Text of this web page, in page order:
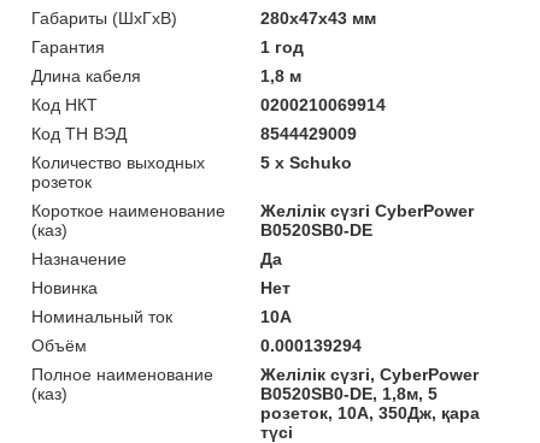
Габариты (ШхГхВ)
280х47х43 мм
Гарантия
1 год
Длина кабеля
1,8 м
Код НКТ
0200210069914
Код ТН ВЭД
8544429009
Количество выходных
розеток
5 x Schuko
Короткое наименование
(каз)
Желілік сүзгі CyberPower
B0520SB0-DE
Назначение
Да
Новинка
Нет
Номинальный ток
10A
Объём
0.000139294
Полное наименование
(каз)
Желілік сүзгі, CyberPower
B0520SB0-DE, 1,8м, 5
розеток, 10А, 350Дж, қара
түсі